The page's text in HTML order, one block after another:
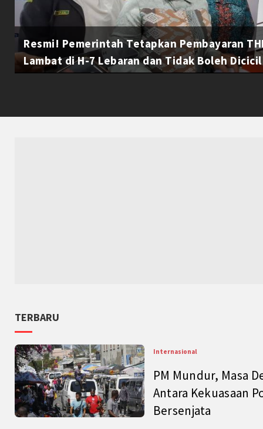
Resmi! Pemerintah Tetapkan Pembayaran
Lambat di H-7 Lebaran dan Tidak Boleh Dicicil
TERBARU
Internasional
PM Mundur, Masa
Antara Kekuasaan
Bersenjata